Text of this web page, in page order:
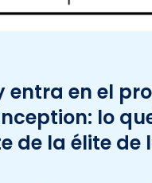
entra en el
lo
de la élite de